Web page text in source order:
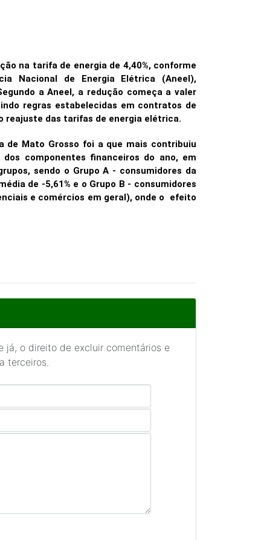
na tarifa de energia de 4,40%, conforme
Nacional de Energia Elétrica (Aneel),
a Aneel, a redução começa a valer
regras estabelecidas em contratos de
reajuste das tarifas de energia elétrica.
de Mato Grosso foi a que mais contribuiu
dos componentes financeiros do ano, em
sendo o Grupo A - consumidores da
de -5,61% e o Grupo B - consumidores
e comércios em geral), onde o efeito
já, o direito de excluir comentários e
terceiros.